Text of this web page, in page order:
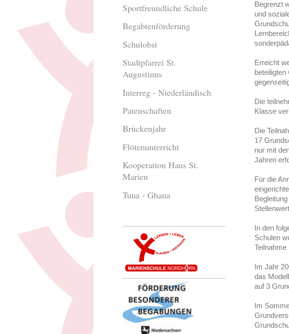
Begrenzt
und
Erreicht
Die
Klasse
Die
17
nur mit
Jahren
Für die
In den
Schulen
Teilnahme
Im Jahr
das
auf 3
Im
Sportfreundliche Schule
Begabtenförderung
Schulobst
Stadtpfarrei St.
Augustinus
Interreg - Niederländisch
Patenschaften
Brückenjahr
Flötenunterricht
Kooperation Haus St.
Marien
Tuna - Ghana